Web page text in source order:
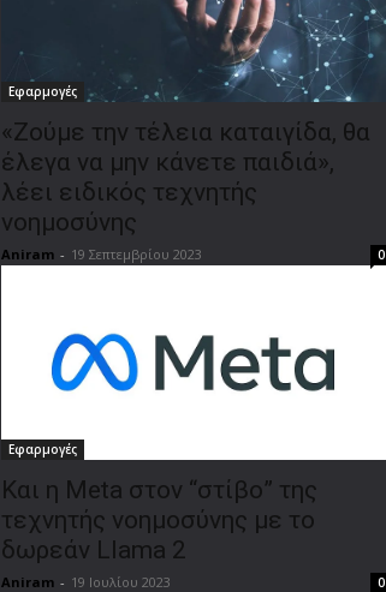
Εφαρμογές
«Ζούμε την τέλεια καταιγίδα, θα
έλεγα να μην κάνετε παιδιά»,
λέει ειδικός τεχνητής
νοημοσύνης
Aniram - 19 Σεπτεμβρίου 2023 0
Εφαρμογές
Και η Meta στον “στίβο” της
τεχνητής νοημοσύνης με το
δωρεάν Llama 2
Aniram - 19 Ιουλίου 2023 0